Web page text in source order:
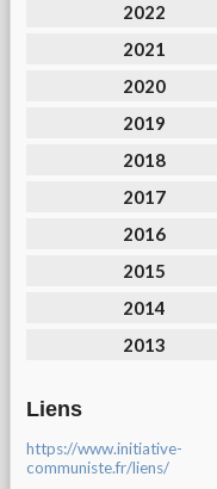
2022
2021
2020
2019
2018
2017
2016
2015
2014
2013
Liens
https://www.initiative-
communiste.fr/liens/